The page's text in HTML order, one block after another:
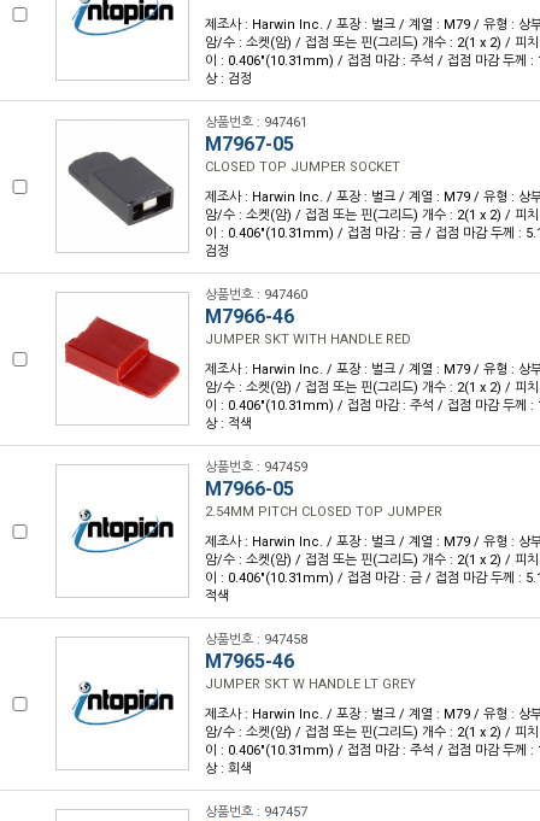
제조사 : Harwin Inc. / 포장 : 벌크 / 계열 : M79 / 유형 : 상
암/수 : 소켓(암) / 접점 또는 핀(그리드) 개수 : 2(1 x 2) / 피
이 : 0.406"(10.31mm) / 접점 마감 : 주석 / 접점 마감 두께
상 : 검정
상품번호 : 947461
M7967-05
CLOSED TOP JUMPER SOCKET
제조사 : Harwin Inc. / 포장 : 벌크 / 계열 : M79 / 유형 : 상
암/수 : 소켓(암) / 접점 또는 핀(그리드) 개수 : 2(1 x 2) / 피
이 : 0.406"(10.31mm) / 접점 마감 : 금 / 접점 마감 두께 :
검정
상품번호 : 947460
M7966-46
JUMPER SKT WITH HANDLE RED
제조사 : Harwin Inc. / 포장 : 벌크 / 계열 : M79 / 유형 : 상
암/수 : 소켓(암) / 접점 또는 핀(그리드) 개수 : 2(1 x 2) / 피
이 : 0.406"(10.31mm) / 접점 마감 : 주석 / 접점 마감 두께
상 : 적색
상품번호 : 947459
M7966-05
2.54MM PITCH CLOSED TOP JUMPER
제조사 : Harwin Inc. / 포장 : 벌크 / 계열 : M79 / 유형 : 상
암/수 : 소켓(암) / 접점 또는 핀(그리드) 개수 : 2(1 x 2) / 피
이 : 0.406"(10.31mm) / 접점 마감 : 금 / 접점 마감 두께 :
적색
상품번호 : 947458
M7965-46
JUMPER SKT W HANDLE LT GREY
제조사 : Harwin Inc. / 포장 : 벌크 / 계열 : M79 / 유형 : 상
암/수 : 소켓(암) / 접점 또는 핀(그리드) 개수 : 2(1 x 2) / 피
이 : 0.406"(10.31mm) / 접점 마감 : 주석 / 접점 마감 두께
상 : 회색
상품번호 : 947457